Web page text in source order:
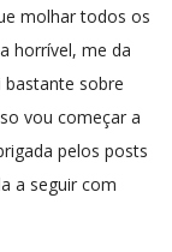
molhar todos os
horrível, me da
bastante sobre
vou começar a
pelos posts
a seguir com